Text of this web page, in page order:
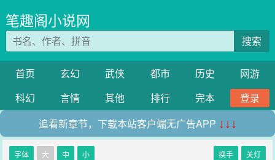
笔趣阁小说网
搜索
首页 玄幻 武侠 都市 历史
网游
科幻
言情 其他 排行 完本
登录
追看新章节，下载本站客户端无广告APP ↓↓↓
字体 大 中 小 换手 关灯